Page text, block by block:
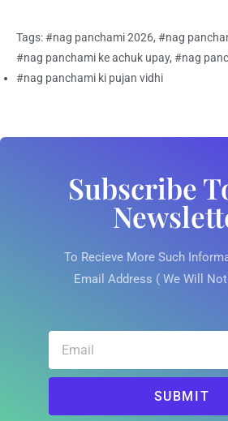
Tags:#nag panchami 2026, #nag
#nag panchami ke achuk upay, #nag
#nag panchami ki pujan vidhi
Subscribe
To Recieve More Such
Email Address ( We Will
SUBMIT